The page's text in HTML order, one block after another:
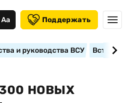
Аа Поддержать
и руководства ВСУ
НОВЫХ